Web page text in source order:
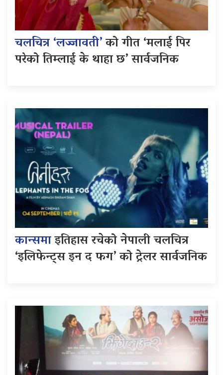
चलचित्र ‘लज्जावती’को गीत ‘मलाई पिर
परेको तिम्लाई के थाहा छ’ सार्वजनिक
कान्समाइतिहास रचेको नेपाली चलचित्र
‘इलिफेन्ट्स इन द फग’ को ट्रेलर सार्वजनिक